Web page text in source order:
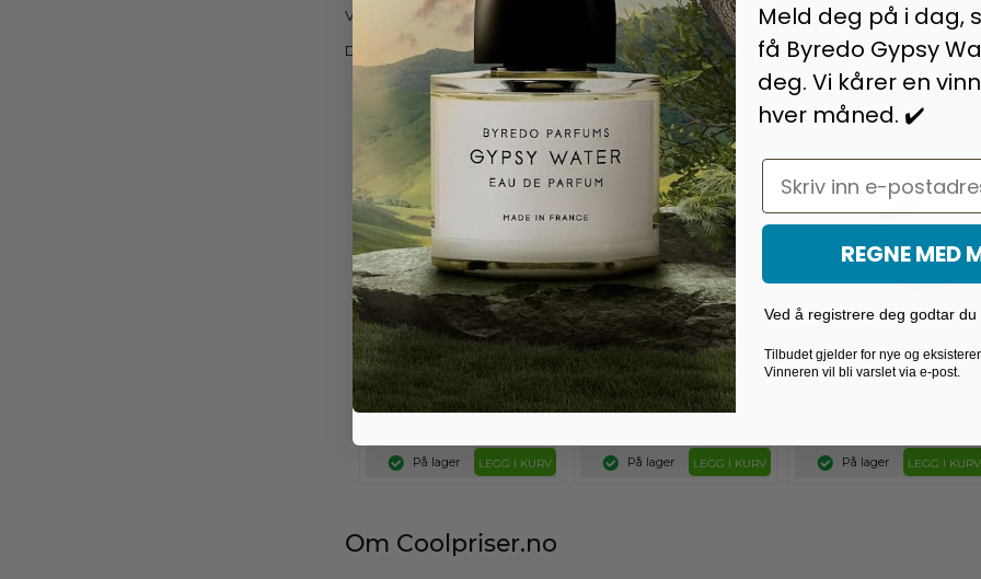
Ved juks sender vi ingen gave.
Dersom du har angret på kjøpet, må denne varen også returneres. Med mindre det er
Relaterte
Kjøp minst 1 NOK for å
motta denne gaven -
Rensekit
0,95NOK
På lager LEGG I KURV
Kjøp for minimum 1 NOK
for å få denne gaven -
Kontaktløs kortholder
0,95NOK
På lager LEGG I KURV
motta denne gaven -
Finger Grip Holder
På lager LEGG I KURV
Om Coolpriser.no
Meld deg på i dag,
få Byredo Gypsy
deg. Vi kårer en
hver måned. ✔️
Email
REGNE MED
Ved å registrere deg godtar du
Tilbudet gjelder for nye og
Vinneren vil bli varslet via e-post.